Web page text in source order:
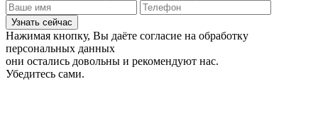
Узнать сейчас
Нажимая кнопку, Вы даёте согласие на обработку
персональных данных
они остались довольны и рекомендуют нас.
Убедитесь сами.